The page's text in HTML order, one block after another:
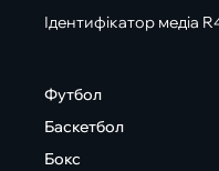
Ідентифікатор медіа
Футбол
Баскетбол
Бокс